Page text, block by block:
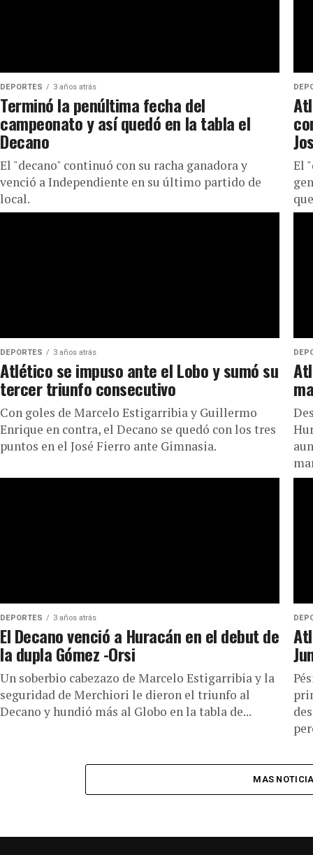
DEPORTES 3 años atrás
Terminó la penúltima fecha del
campeonato y así quedó en la tabla el
Decano
El "decano" continuó con su racha ganadora y
venció a Independiente en su último partido de
local.
El
DEPORTES 3 años atrás
Atlético se impuso ante el Lobo y sumó su
tercer triunfo consecutivo
Con goles de Marcelo Estigarribia y Guillermo
Enrique en contra, el Decano se quedó con los tres
puntos en el José Fierro ante Gimnasia.
DEPORTES 3 años atrás
El Decano venció a Huracán en el debut de
la dupla Gómez -Orsi
Un soberbio cabezazo de Marcelo Estigarribia y la
seguridad de Merchiori le dieron el triunfo al
Decano y hundió más al Globo en la tabla de...
MAS